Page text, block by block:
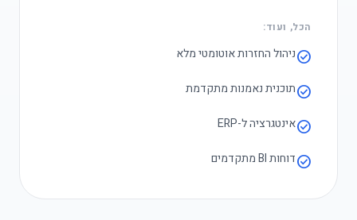
הכל, ועוד:
check_circleניהול החזרות אוטומטי מלא
check_circleתוכנית נאמנות מתקדמת
check_circleאינטגרציה ל-ERP
check_circleדוחות BI מתקדמים